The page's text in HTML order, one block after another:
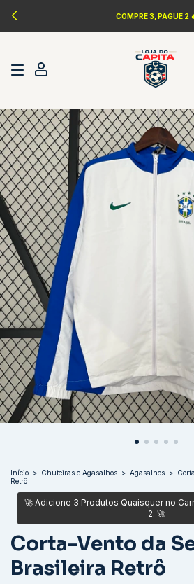
COMPRE 3, PAGUE 2
Início > Chuteiras e Agasalhos > Agasalhos >
Retrô
Corta-Vento da
Brasileira Retrô